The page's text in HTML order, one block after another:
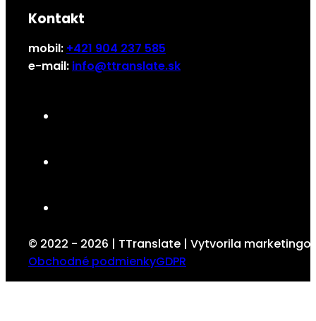
Kontakt
mobil: +421 904 237 585
e-mail: info@ttranslate.sk
© 2022 - 2026 | TTranslate | Vytvorila
Obchodné podmienkyGDPR